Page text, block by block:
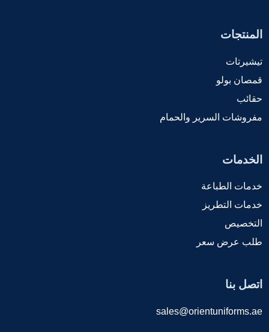
المنتجات
تيشيرتات
قمصان بولو
حقائب
مفروشات السرير والحمام
الخدمات
خدمات الطباعة
خدمات التطريز
التخصيص
طلب عرض سعر
اتصل بنا
sales@orientuniforms.ae